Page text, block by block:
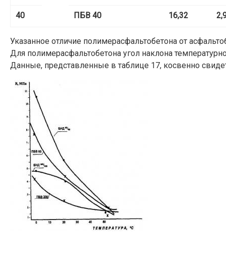
40 ПБВ 40 16,32
Указанное отличие полимерасфальтобетона от
Для полимерасфальтобетона угол наклона
Данные, представленные в таблице 17, косвенно